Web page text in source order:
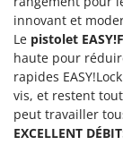
Moulins à
Moulins à
Ferrari
Ferroni
Ferrua
FIAC
FIEM
innovant et
Le pistolet
haute pour
rapides EASY!Lock
vis, et restent
peut travailler
EXCELLENT